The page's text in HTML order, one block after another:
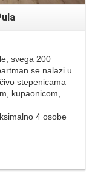
svega 200
se nalazi u
stepenicama
kupaonicom,
4 osobe